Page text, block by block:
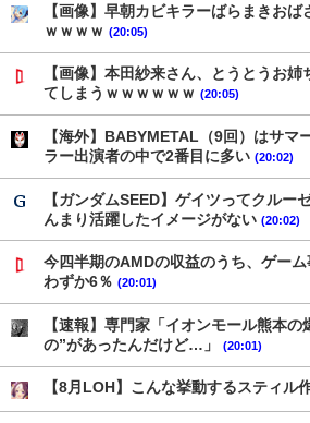
【画像】早朝カビキラーばらまきおば
ｗｗｗｗ (20:05)
【画像】本田紗来さん、とうとうお
てしまうｗｗｗｗｗｗ (20:05)
【海外】BABYMETAL（9回）はサマ
ラー出演者の中で2番目に多い (20:02)
【ガンダムSEED】ゲイツってクルー
んまり活躍したイメージがない (20:02)
今四半期のAMDの収益のうち、ゲー
わずか6％ (20:01)
【速報】専門家「イオンモール熊本の
の”があったんだけど…」
(20:01)
【8月LOH】こんな挙動するスティル